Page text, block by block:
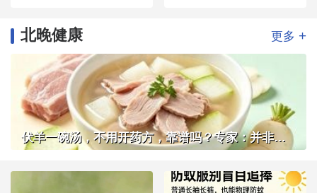
北晚健康 更多 +
伏羊一碗汤，不用开药方，靠谱吗？专家：并非人人适用